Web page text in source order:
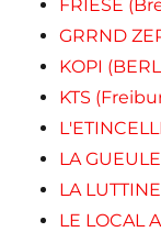
FRIESE
GRRND
KOPI
KTS
LA
LA
LE LOCAL